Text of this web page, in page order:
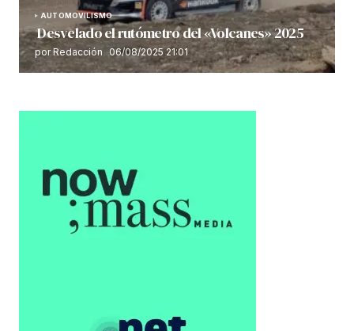
AUTOMOVILISMO
Desvelado el rutómetro del «Volcanes» 2025
por Redacción 06/08/2025 21:01